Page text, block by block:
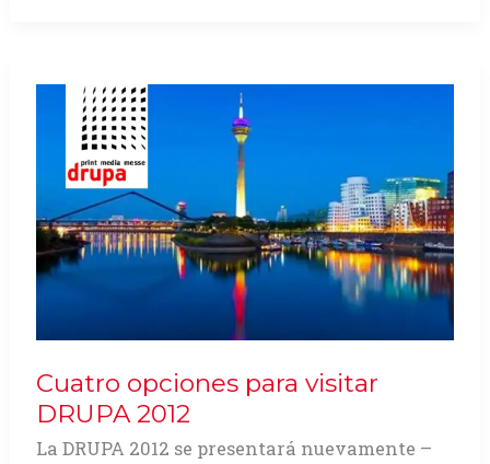
Bogotá
FILBO»
Cuatro opciones para visitar
DRUPA 2012
La DRUPA 2012 se presentará nuevamente –